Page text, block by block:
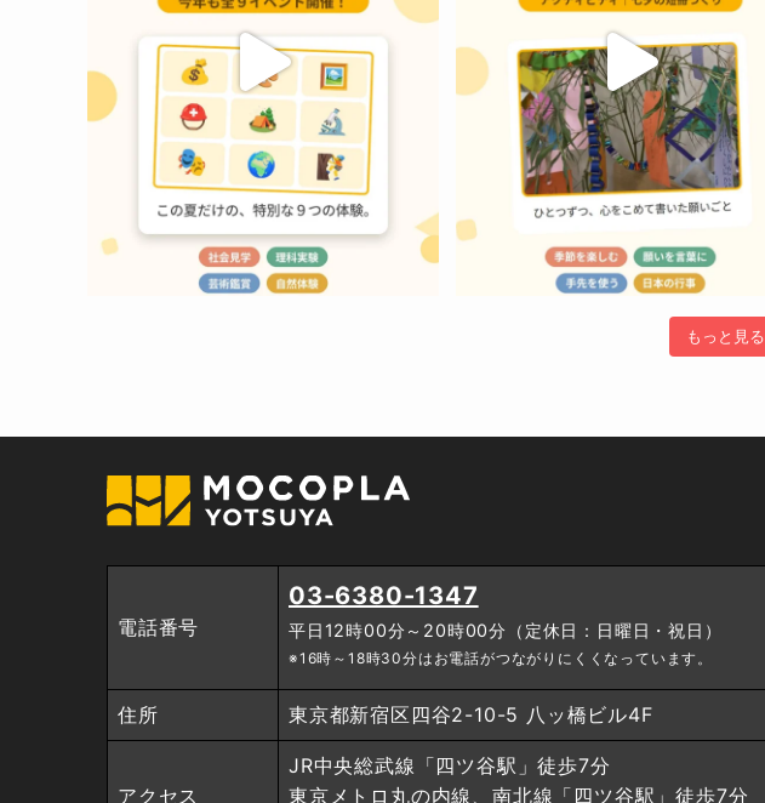
もっと見る
電話番号
03-6380-1347
平日12時00分～20時00分（定休日：日曜日・祝日）
※16時～18時30分はお電話がつながりにくくなっています。
住所 東京都新宿区四谷2-10-5 八ッ橋ビル4F
アクセス
JR中央総武線「四ツ谷駅」徒歩7分
東京メトロ丸の内線、南北線「四ツ谷駅」徒歩7分